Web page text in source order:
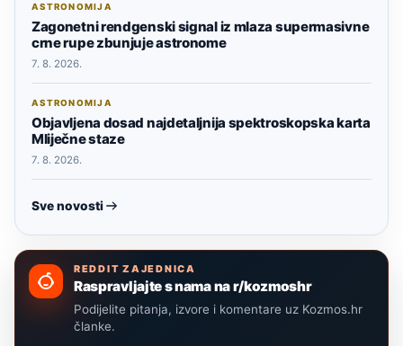
ASTRONOMIJA
Zagonetni rendgenski signal iz mlaza supermasivne
crne rupe zbunjuje astronome
7. 8. 2026.
ASTRONOMIJA
Objavljena dosad najdetaljnija spektroskopska karta
Mliječne staze
7. 8. 2026.
Sve novosti
REDDIT ZAJEDNICA
Raspravljajte s nama na r/kozmoshr
Podijelite pitanja, izvore i komentare uz Kozmos.hr
članke.